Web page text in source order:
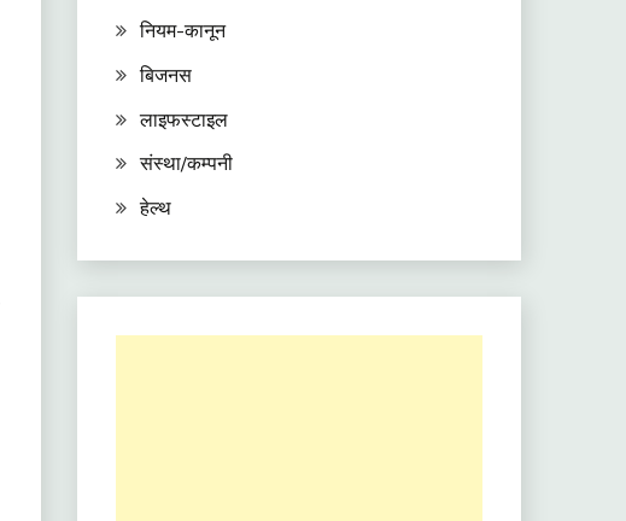
नियम-कानून
बिजनस
लाइफस्टाइल
संस्था/कम्पनी
हेल्थ